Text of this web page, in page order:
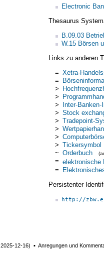
Electronic
Thesaurus
B.09.03
W.15 Börsen
Links zu anderen
= Xetra-
=
>
>
> Inter-
> Stock
> Tradepoint-
>
>
> Tickersymbol
~ Orderbuch
= elektronische
=
Persistenter
http://
2025-12-16) ▪ Anregungen und